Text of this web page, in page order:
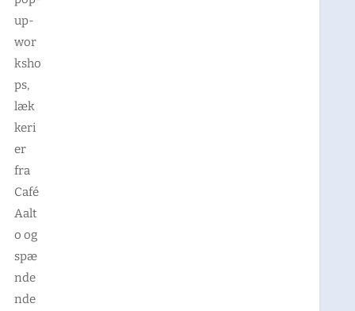
up-
wor
ksho
ps,
læk
keri
er
fra
Café
Aalt
o og
spæ
nde
nde